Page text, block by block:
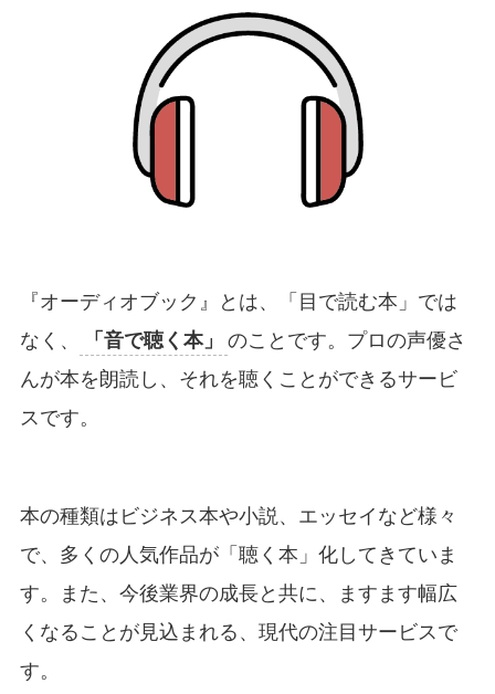
『オーディオブック』とは、「目で読む本」では
なく、
「音で聴く本」
のことです。プロの声優さ
んが本を朗読し、それを聴くことができるサービ
スです。
本の種類はビジネス本や小説、エッセイなど様々
で、多くの人気作品が「聴く本」化してきていま
す。また、今後業界の成長と共に、ますます幅広
くなることが見込まれる、現代の注目サービスで
す。